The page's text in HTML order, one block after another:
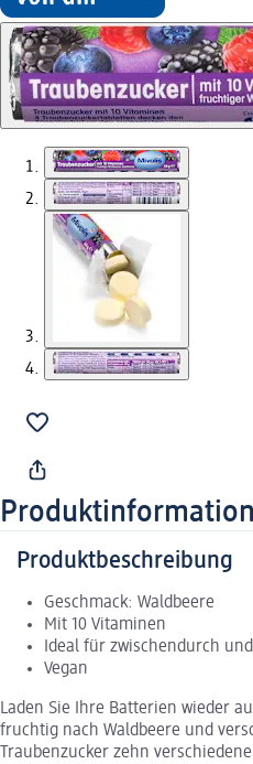
Produktbeschreibung
Geschmack: Waldbeere
Mit 10 Vitaminen
Ideal für zwischendurch
Vegan
Laden Sie Ihre Batterien wieder
fruchtig nach Waldbeere und
Traubenzucker zehn